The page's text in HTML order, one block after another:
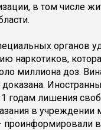
в том числе
органов
наркотиков,
миллиона доз.
годам лишения
в учреждении
проинформировали